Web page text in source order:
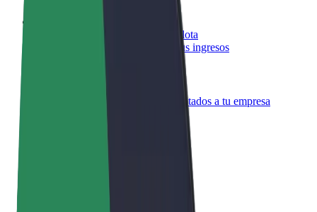
Registrarse como propietario de flota
Añadí tu flota a Bolt y potenciá tus ingresos
Productos y servicios de Bolt adaptados a tu empresa